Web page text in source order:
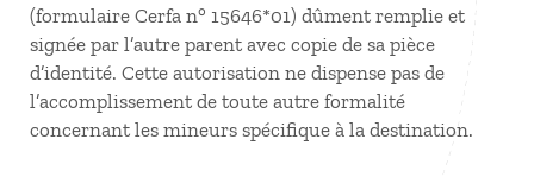
(formulaire Cerfa n° 15646*01) dûment remplie et
signée par l’autre parent avec copie de sa pièce
d’identité. Cette autorisation ne dispense pas de
l’accomplissement de toute autre formalité
concernant les mineurs spécifique à la destination.